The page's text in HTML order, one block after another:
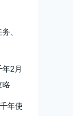
、
2月
略
年使